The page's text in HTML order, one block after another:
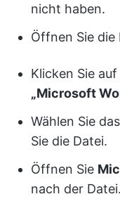
nicht haben.
Öffnen Sie die
Klicken Sie auf
„Microsoft
Wählen Sie das
Sie die Datei.
Öffnen Sie
nach der Datei.